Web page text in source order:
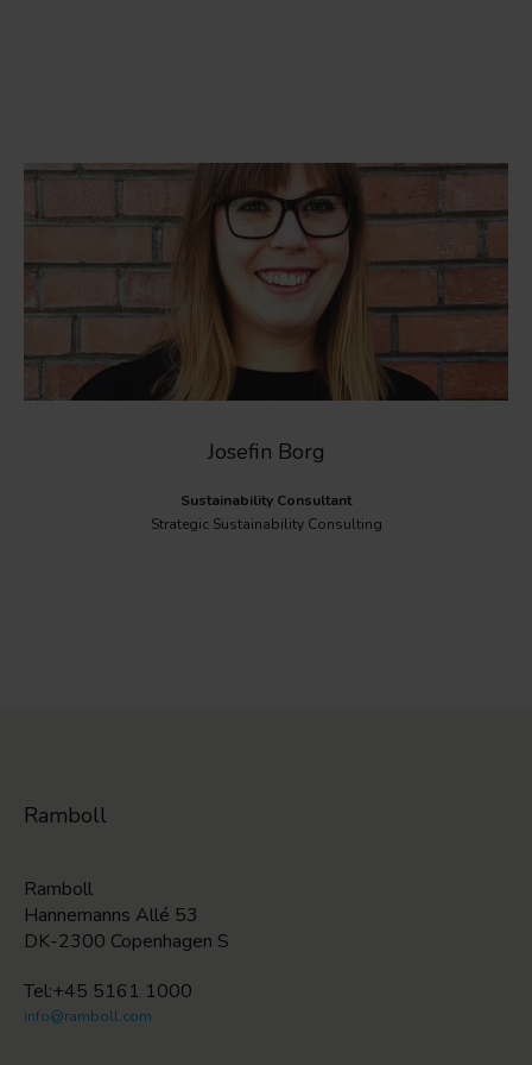
Josefin Borg
Sustainability Consultant
Strategic Sustainability Consulting
Ramboll
Ramboll
Hannemanns Allé 53
DK-2300 Copenhagen S
Tel:+45 5161 1000
info@ramboll.com